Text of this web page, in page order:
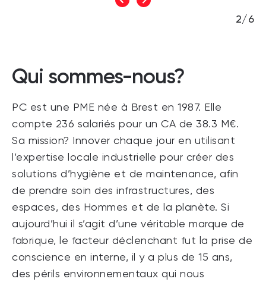
2/6
Qui sommes-nous?
PC est une PME née à Brest en 1987. Elle
compte 236 salariés pour un CA de 38.3 M€.
Sa mission? Innover chaque jour en utilisant
l’expertise locale industrielle pour créer des
solutions d’hygiène et de maintenance, afin
de prendre soin des infrastructures, des
espaces, des Hommes et de la planète. Si
aujourd’hui il s’agit d’une véritable marque de
fabrique, le facteur déclenchant fut la prise de
conscience en interne, il y a plus de 15 ans,
des périls environnementaux qui nous